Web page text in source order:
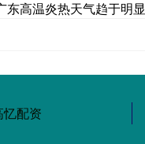
东高温炎热天气趋于明显
忆配资